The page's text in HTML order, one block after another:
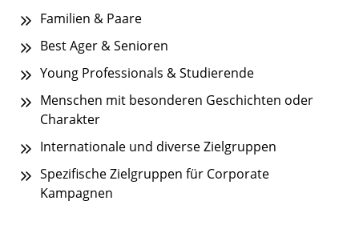
Familien & Paare
Best Ager & Senioren
Young Professionals & Studierende
Menschen mit besonderen Geschichten oder
Charakter
Internationale und diverse Zielgruppen
Spezifische Zielgruppen für Corporate
Kampagnen